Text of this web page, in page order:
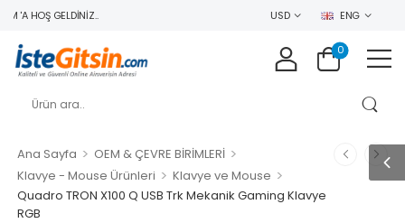
'A HOŞ GELDINIZ.. USD ENG
0
Ana Sayfa > OEM & ÇEVRE BİRİMLERİ >
Klavye - Mouse Ürünleri > Klavye ve Mouse >
Quadro TRON X100 Q USB Trk Mekanik Gaming Klavye
RGB